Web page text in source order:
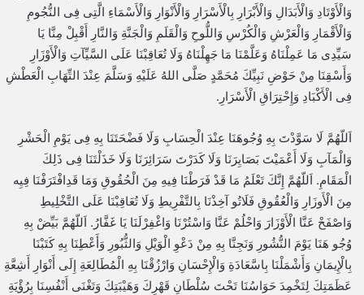
وَالْأَوْتَادِ وَالْأَبَدَالِ وَالْأَبْرَارِ بِالْأَسْرَارِ وَالْأَنْوَارِ وَالْأَسْمَاءِ الَّتِى فِى النُّجُومِ
وَالْأَقْمَارِ وَالْعَرْشِ وَالْكُرْسِ وَاللُّوحِ وَالْقَلَمِ وَالْجَنَّةِ وَالنَّارِ أَقْبِلْ مِنَّا يَا
سَيِّدِى مَا عَمِلْنَاهُ وَعَلَّمْنَا مَا جَهِلْنَاهُ وَلَا تُعَاقِبْنَا عَلَى السَّيِّآتِ وَالْأَوْزَارِ
وَأَسْقِنَا مِنْ حَوْضِ نَبِيِّكَ مُحَمَّدٍ صَلَّى اللهُ عَلَيْهِ وَسَلَّمَ عِنْدَ التِّهَابِ الْعَطْشِ
فِى الْأَكْبَادِ وَإِحْتِرَاقِ الْأَسْرَارِ.
اَللّهُمَّ لَا سَوَّدْتَ بِهِ وُجُوهَنَا عِنْدَ الْحِسَابِ وَلَا فَضْحَتَنَا بِهِ فِى يَوْمِ الْحَشْرِ
وَالْمَآبِ وَلَا أَعْمَيْتَ بَصَايِرَنَا وَلَا كَدَرْتَ سَرَائِرَنَا وَلَا خَذَلْتَنَا فِى ذَلِكَ
الْمَقَامِ. اَللّهُمَّ إِنَّكَ تَعْلَمُ مَا قَدْ فَرَطْنَا فِيهِ مِنَ الْحُقُوقِ وَمَا قَدِافْتَرَفْنَا فِيِه
مِنَ الْأَوزَارِ وَالْعُقُوقِ فَلَاتُو آخِذْنَا بِالتَّفْرِيطِ وَلَا تُعَاقِبْنَا عَلَى التَّخْلِيطِ
وَاصْفَحْ عَنَّا الْأَوْزَارَ وَاحْلُمْ عَنَّا وَاسْتُرْنَا وَاغْفِرْلَنَا يَا غَفَّارُ. اَللّهُمَّ بَيِّضْ بِهِ
وُجُو هَنَا يَوْمَ النُّشُورِ وَنَجِنَّا بِهِ مِنْ دَعْوِ الْوَيْلِ وَالثُّبُورِ وَأَعْطِنَا بِهِ كَتَبْنَا
بِالْإِيمَانِ وَأَشْمَلْنَا بِاسَّعَادَةِ وَالْإِحْسَانِ وَارْزُقْنَا بِهِ الْمُطَالِعَةِ إِلَى أَنْوَارِ أَشِعَّةِ
عَظَمَتِكَ لِتَخْمِدَ حَوَاسُنَا تَحْتَ سُلْطَانِ قَهْرِكَ وَهَيْبَتِكَ وَتَغْنَى أَنْفُسِنَا بِرُؤْيَةِ